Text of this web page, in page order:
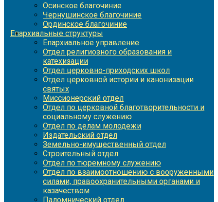
Осинское благочиние
Чернушинское благочиние
Ординское благочиние
Епархиальные структуры
Епархиальное управление
Отдел религиозного образования и
катехизации
Отдел церковно-приходских школ
Отдел церковной истории и канонизации
святых
Миссионерский отдел
Отдел по церковной благотворительности и
социальному служению
Отдел по делам молодежи
Издательский отдел
Земельно-имущественный отдел
Строительный отдел
Отдел по тюремному служению
Отдел по взаимоотношению с вооруженными
силами, правоохранительными органами и
казачеством
Паломнический отдел